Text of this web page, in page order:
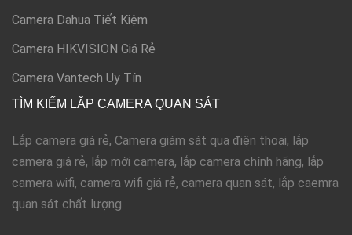
Camera Dahua Tiết Kiệm
Camera HIKVISION Giá Rẻ
Camera Vantech Uy Tín
TÌM KIẾM LẮP CAMERA QUAN SÁT
Lắp camera giá rẻ, Camera giám sát qua điện thoại, lắp
camera giá rẻ, lắp mới camera, lắp camera chính hãng, lắp
camera wifi, camera wifi giá rẻ, camera quan sát, lắp caemra
quan sát chất lượng